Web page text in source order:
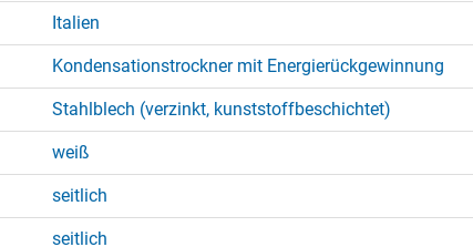
Italien
Kondensationstrockner mit Energierückgewinnung
Stahlblech (verzinkt, kunststoffbeschichtet)
weiß
seitlich
seitlich